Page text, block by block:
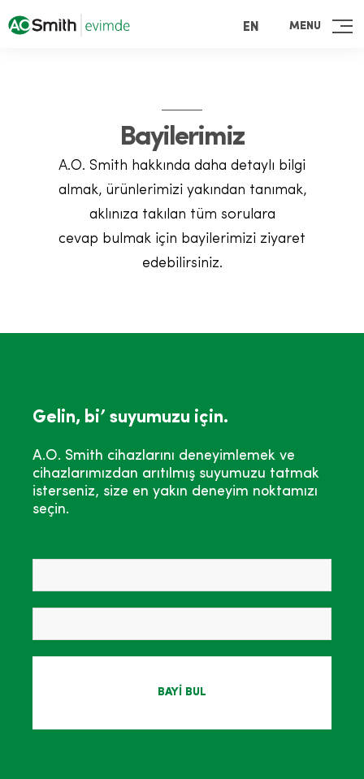
EN MENU
Bayilerimiz
A.O. Smith hakkında daha detaylı bilgi
almak, ürünlerimizi yakından tanımak,
aklınıza takılan tüm sorulara
cevap bulmak için bayilerimizi ziyaret
edebilirsiniz.
Gelin, bi’ suyumuzu için.
A.O. Smith cihazlarını deneyimlemek ve
cihazlarımızdan arıtılmış suyumuzu tatmak
isterseniz, size en yakın deneyim noktamızı
seçin.
BAYİ BUL